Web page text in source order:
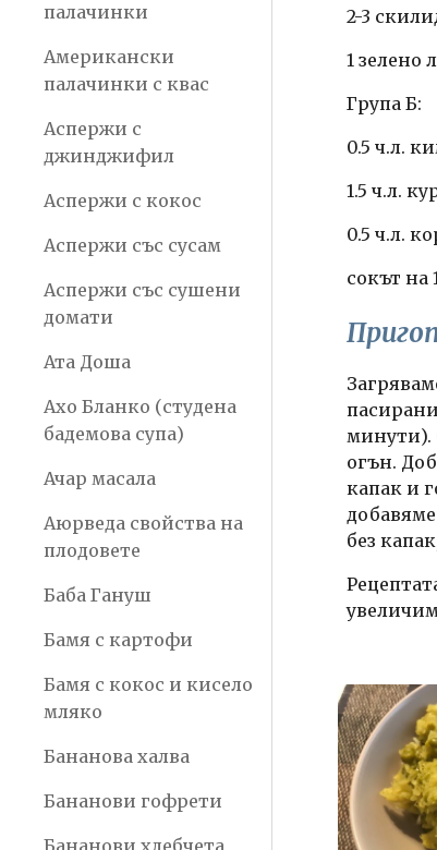
палачинки
Американски
палачинки с квас
Аспержи с
джинджифил
Аспержи с кокос
Аспержи със сусам
Аспержи със сушени
домати
Ата Доша
Ахо Бланко (студена
бадемова супа)
Ачар масала
Аюрведа свойства на
плодовете
Баба Гануш
Бамя с картофи
Бамя с кокос и кисело
мляко
Бананова халва
Бананови гофрети
Бананови хлебчета
2-3
1 зелено
Група Б:
0.5 ч.л.
1.5 ч.л.
0.5 ч.л.
сокът на
минути).
огън.
капак и
без